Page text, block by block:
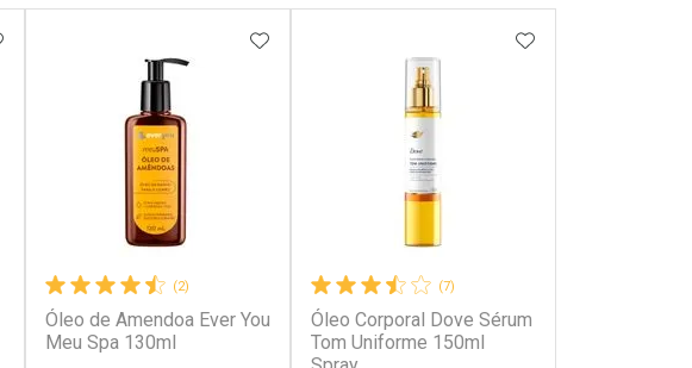
AOS FAVORITOS
(2)
Óleo de Amendoa Ever You
Meu Spa 130ml
ADICIONAR AOS FAVORITOS
(7)
Óleo Corporal Dove Sérum
Tom Uniforme 150ml
ADICIONAR AOS